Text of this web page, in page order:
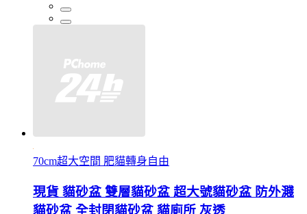
70cm超大空間 肥貓轉身自由
現貨 貓砂盆 雙層貓砂盆 超大號貓砂盆 防外濺
貓砂盆 全封閉貓砂盆 貓廁所 灰透